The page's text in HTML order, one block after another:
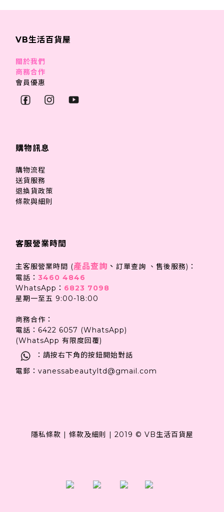
VB生活百貨屋
關於我們
商務合作
會員優惠
購物訊息
購物流程
送貨服務
退換貨政策
條款與細則
客服營業時間
主客服營業時間 (產品查詢 、 訂單查詢 、售後服務)：
電話： 3460 4846
WhatsApp： 6823 7098
星期一至五 9:00-18:00
商務合作：
電話：6422 6057 (WhatsApp)
(WhatsApp 有限度回覆)
：請按右下角的按鈕開始對話
電郵：vanessabeautyltd@gmail.com
隱私條款 | 條款及細則 | 2019 © VB生活百貨屋